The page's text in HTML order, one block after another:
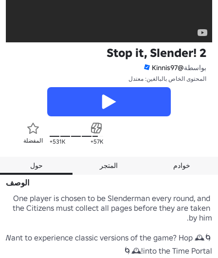
Stop it, Slender! 2
بواسطة@Kinnis97
المحتوى الخاص بالبالغين: معتدل
المفضلة 531K+ 57K+
حول المتجر خوادم
الوصف
One player is chosen to be Slenderman every round, and
the Citizens must collect all pages before they are taken
🌀🕰️Want to experience classic versions of the game? Hop